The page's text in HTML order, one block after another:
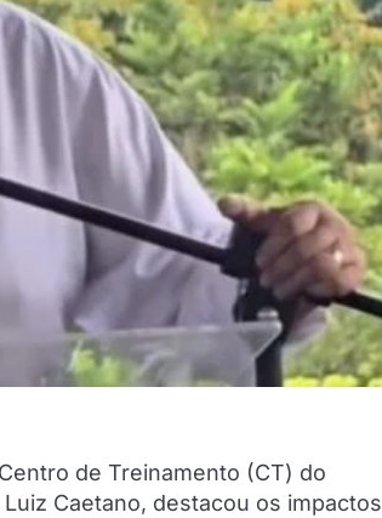
de Treinamento (CT) do
Caetano, destacou os impactos